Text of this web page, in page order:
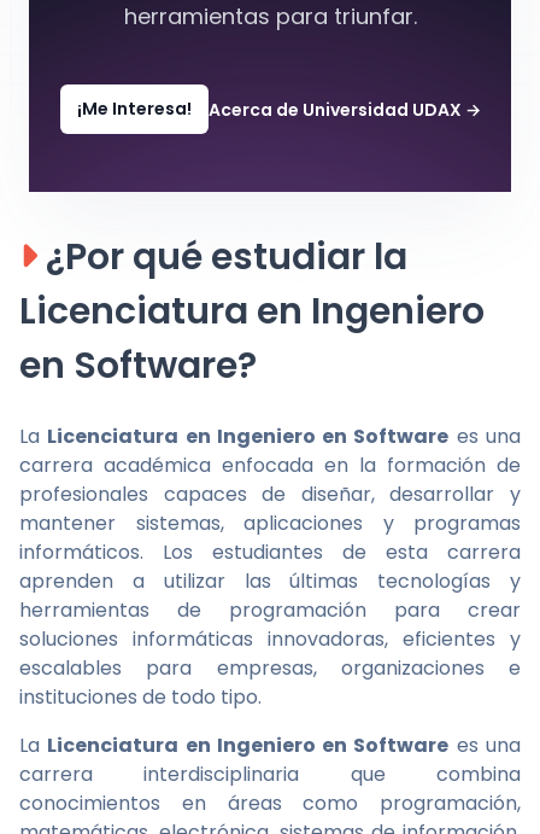
herramientas para triunfar.
¡Me Interesa! Acerca de Universidad UDAX →
¿Por qué estudiar la
Licenciatura en Ingeniero
en Software?
La Licenciatura en Ingeniero en Software es una
carrera académica enfocada en la formación de
profesionales capaces de diseñar, desarrollar y
mantener sistemas, aplicaciones y programas
informáticos. Los estudiantes de esta carrera
aprenden a utilizar las últimas tecnologías y
herramientas de programación para crear
soluciones informáticas innovadoras, eficientes y
escalables para empresas, organizaciones e
instituciones de todo tipo.
La Licenciatura en Ingeniero en Software es una
carrera interdisciplinaria que combina
conocimientos en áreas como programación,